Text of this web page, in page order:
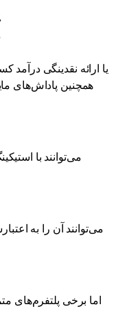
همچنین پاداش‌های